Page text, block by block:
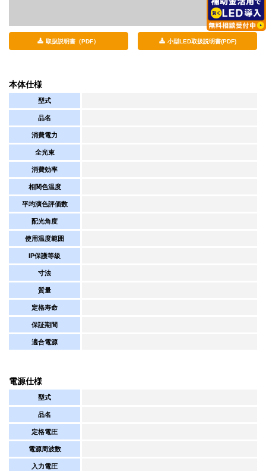
取扱説明書（PDF） 小型LED取扱説明書(PDF)
本体仕様
型式
品名
消費電力
全光束
消費効率
相関色温度
平均演色評価数
配光角度
使用温度範囲
IP保護等級
寸法
質量
定格寿命
保証期間
適合電源
電源仕様
型式
品名
定格電圧
電源周波数
入力電圧